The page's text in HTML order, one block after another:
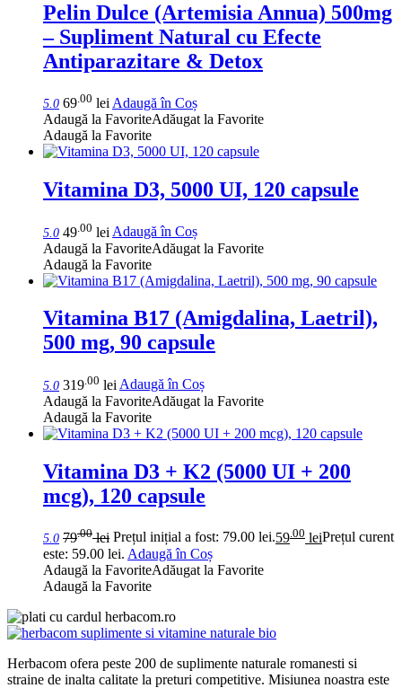
Pelin Dulce (Artemisia Annua) 500mg
– Supliment Natural cu Efecte
Antiparazitare & Detox
5.0 69.00 lei Adaugă în Coș
Adaugă la FavoriteAdăugat la Favorite
Adaugă la Favorite
Vitamina D3, 5000 UI, 120 capsule
5.0 49 .00 lei Adaugă în Coș
Adaugă la FavoriteAdăugat la Favorite
Adaugă la Favorite
Vitamina B17 (Amigdalina, Laetril),
500 mg, 90 capsule
5.0 319 .00 lei Adaugă în Coș
Adaugă la FavoriteAdăugat la Favorite
Adaugă la Favorite
Vitamina D3 + K2 (5000 UI + 200
mcg), 120 capsule
5.0 79.00 lei Prețul inițial a fost: 79.00 lei.59 .00 leiPrețul curent
este: 59.00 lei. Adaugă în Coș
Adaugă la FavoriteAdăugat la Favorite
Adaugă la Favorite
Herbacom ofera peste 200 de suplimente naturale romanesti si
straine de inalta calitate la preturi competitive. Misiunea noastra este